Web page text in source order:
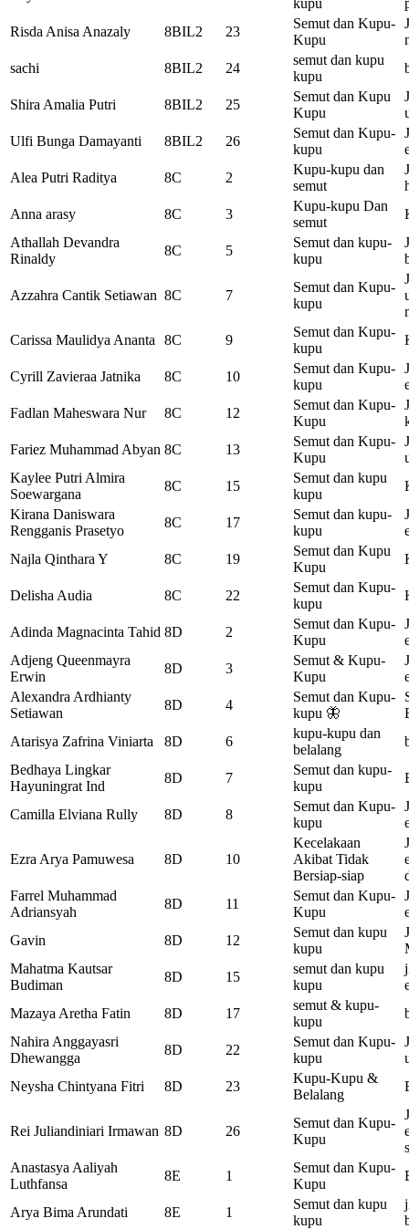
Risda Anisa Anazaly
8BIL2 23
Semut dan Kupu-
Kupu
sachi
8BIL2 24
semut dan kupu
kupu
Shira Amalia Putri 8BIL2 25
Semut dan Kupu
Kupu
Ulfi Bunga Damayanti
8BIL2 26
Semut dan Kupu-
kupu
Alea Putri Raditya
8C 2
Kupu-kupu dan
semut
Anna arasy
8C 3
Kupu-kupu Dan
semut
Athallah Devandra
Rinaldy
8C 5
Semut dan kupu-
kupu
Azzahra Cantik Setiawan 8C 7
Semut dan Kupu-
kupu
Carissa Maulidya Ananta
8C 9
Semut dan Kupu-
kupu
Cyrill Zavieraa Jatnika 8C 10
Semut dan Kupu-
kupu
Fadlan Maheswara Nur
8C 12
Semut dan Kupu-
Kupu
Fariez Muhammad Abyan 8C 13
Semut dan Kupu-
Kupu
Kaylee Putri Almira
Soewargana
8C 15
Semut dan kupu
kupu
Kirana Daniswara
Rengganis Prasetyo
8C 17
Semut dan kupu-
kupu
Najla Qinthara Y
8C 19
Semut dan Kupu
Kupu
Delisha Audia 8C 22
Semut dan Kupu-
kupu
Adinda Magnacinta Tahid 8D 2
Semut dan Kupu-
Kupu
Adjeng Queenmayra
Erwin
8D 3
Semut & Kupu-
Kupu
Alexandra Ardhianty
Setiawan
8D 4
Semut dan Kupu-
kupu 🦋
Atarisya Zafrina Viniarta
8D 6
kupu-kupu dan
belalang
Bedhaya Lingkar
Hayuningrat Ind
8D 7
Semut dan kupu-
kupu
Camilla Elviana Rully 8D 8
Semut dan Kupu-
kupu
Ezra Arya Pamuwesa 8D 10
Kecelakaan
Akibat Tidak
Bersiap-siap
Farrel Muhammad
Adriansyah
8D 11
Semut dan Kupu-
Kupu
Gavin
8D 12
Semut dan kupu
kupu
Mahatma Kautsar
Budiman
8D 15
semut dan kupu
kupu
Mazaya Aretha Fatin
8D 17
semut & kupu-
kupu
Nahira Anggayasri
Dhewangga
8D 22
Semut dan Kupu-
kupu
Neysha Chintyana Fitri
8D 23
Kupu-Kupu &
Belalang
Rei Juliandiniari Irmawan 8D 26
Semut dan Kupu-
Kupu
Anastasya Aaliyah
Luthfansa
8E 1
Semut dan Kupu-
Kupu
Arya Bima Arundati 8E 1
Semut dan kupu
kupu